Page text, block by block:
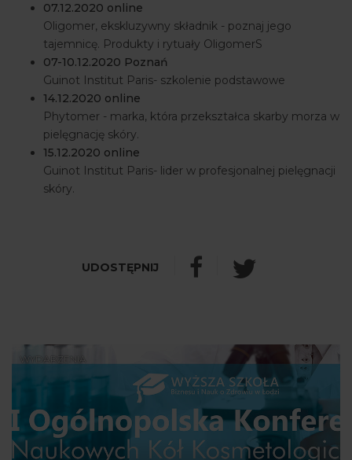
07.12.2020 online
Oligomer, ekskluzywny składnik - poznaj jego
tajemnicę. Produkty i rytuały OligomerS
07-10.12.2020 Poznań
Guinot Institut Paris- szkolenie podstawowe
14.12.2020 online
Phytomer - marka, która przekształca skarby morza w
pielęgnację skóry.
15.12.2020 online
Guinot Institut Paris- lider w profesjonalnej pielęgnacji
skóry.
WYDARZENIA